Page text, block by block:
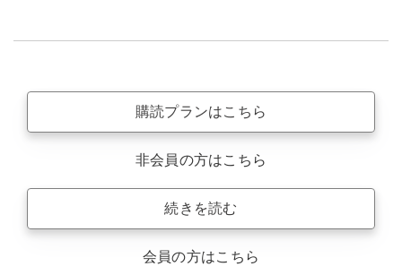
購読プランはこちら
非会員の方はこちら
続きを読む
会員の方はこちら